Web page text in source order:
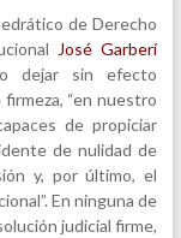
de Derecho
José Garberí
dejar sin efecto
“en nuestro
de propiciar
de nulidad de
y, por último, el
En ninguna de
judicial firme,